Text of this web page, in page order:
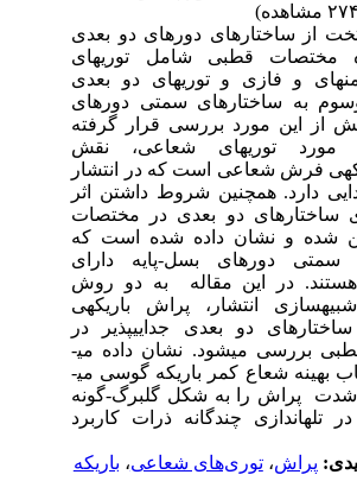
از ساختارهای دوره­ای دو بعدی
مختصات قطبی شامل توری­های
و فازی و توری­های دو بعدی
به ساختارهای سمتی دوره­ای
از این مورد بررسی قرار گرفته
توری­های شعاعی، نقش
فرش شعاعی است که در انتشار
دارد. همچنین شروط داشتن اثر
ساختارهای دو بعدی در مختصات
شده و نشان داده شده است که
سمتی دوره­ای بسل-پایه دارای
در این مقاله به دو روش
انتشار،
پراش
باریکه­ی
دو­­ بعدی جدایی­پذیر در
بررسی می­شود.نشان داده می­
بهینه شعاع کمر باریکه گوسی می­
پراش را به شکل گلبرگ­-گونه
چندگانه ذرات کاربرد
پراش،توری‌های شعاعی‌،باریکه